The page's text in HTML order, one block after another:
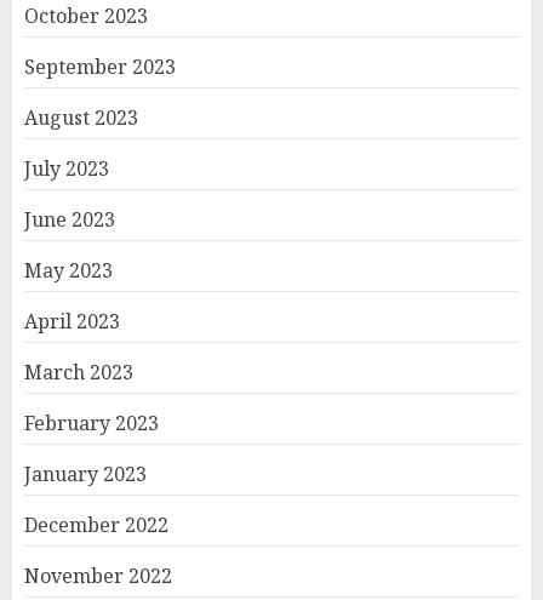
October 2023
September 2023
August 2023
July 2023
June 2023
May 2023
April 2023
March 2023
February 2023
January 2023
December 2022
November 2022